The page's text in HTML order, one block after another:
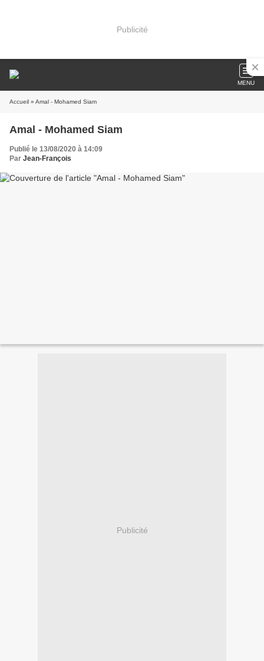
Publicité
MENU
Accueil » Amal - Mohamed Siam
Amal - Mohamed Siam
Publié le 13/08/2020 à 14:09
Par Jean-François
Publicité